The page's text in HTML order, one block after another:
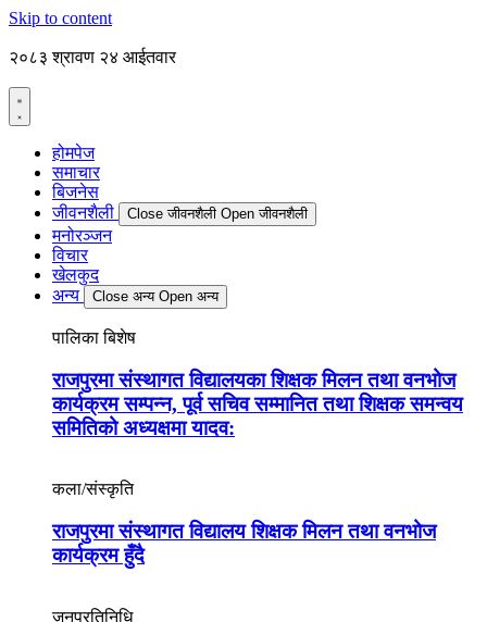
Skip to content
२०८३ श्रावण २४ आईतवार
होमपेज
समाचार
बिजनेस
जीवनशैली
Close जीवनशैली Open जीवनशैली
मनोरञ्जन
विचार
खेलकुद
अन्य
Close अन्य Open अन्य
पालिका बिशेष
राजपुरमा संस्थागत विद्यालयका शिक्षक मिलन तथा वनभोज
कार्यक्रम सम्पन्न, पूर्व सचिव सम्मानित तथा शिक्षक समन्वय
समितिको अध्यक्षमा यादव:
कला/संस्कृति
राजपुरमा संस्थागत विद्यालय शिक्षक मिलन तथा वनभोज
कार्यक्रम हुँदै
जनप्रतिनिधि